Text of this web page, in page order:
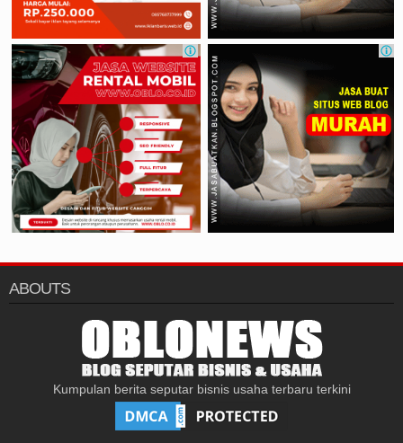
ABOUTS
Kumpulan berita seputar bisnis usaha terbaru terkini